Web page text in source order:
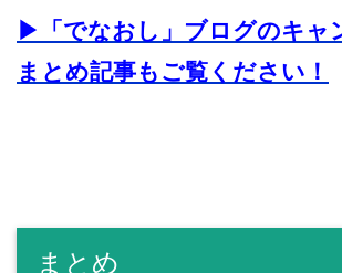
▶︎「でなおし」ブログのキャ
まとめ記事もご覧ください！
まとめ